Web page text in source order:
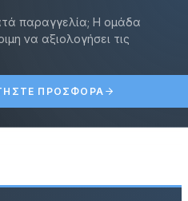
παραγγελία; Η ομάδα
να αξιολογήσει τις
ΠΡΟΣΦΟΡΆ